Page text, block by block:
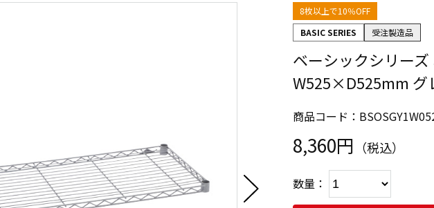
8枚以上で10％OFF
BASIC SERIES
受注製造品
ベーシックシリー
W525×D525mm グ
商品コード：
8,360円 （税込）
数量：